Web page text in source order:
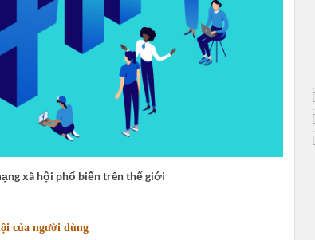
xã hội phổ biến trên thế giới
của người dùng